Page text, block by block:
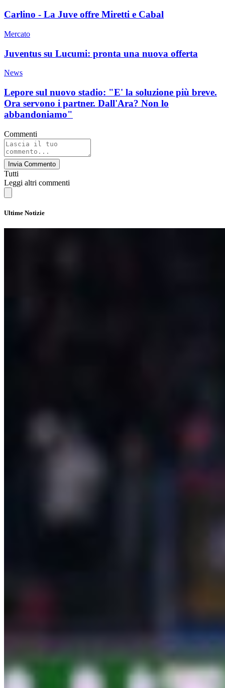
Carlino - La Juve offre Miretti e Cabal
Mercato
Juventus su Lucumi: pronta una nuova offerta
News
Lepore sul nuovo stadio: "E' la soluzione più breve.
Ora servono i partner. Dall'Ara? Non lo
abbandoniamo"
Commenti
Invia Commento
Tutti
Leggi altri commenti
Ultime Notizie